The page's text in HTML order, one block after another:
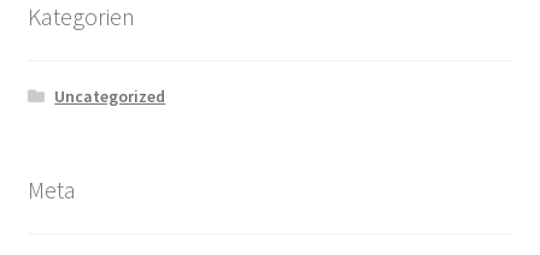
Kategorien
Uncategorized
Meta